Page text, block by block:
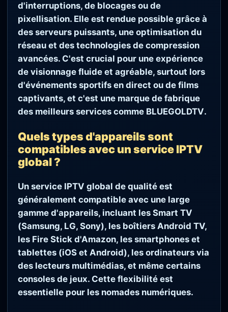
d'interruptions, de blocages ou de
pixellisation. Elle est rendue possible grâce à
des serveurs puissants, une optimisation du
réseau et des technologies de compression
avancées. C'est crucial pour une expérience
de visionnage fluide et agréable, surtout lors
d'événements sportifs en direct ou de films
captivants, et c'est une marque de fabrique
des meilleurs services comme BLUEGOLDTV.
Quels types d'appareils sont
compatibles avec un service IPTV
global ?
Un service IPTV global de qualité est
généralement compatible avec une large
gamme d'appareils, incluant les Smart TV
(Samsung, LG, Sony), les boîtiers Android TV,
les Fire Stick d'Amazon, les smartphones et
tablettes (iOS et Android), les ordinateurs via
des lecteurs multimédias, et même certains
consoles de jeux. Cette flexibilité est
essentielle pour les nomades numériques.